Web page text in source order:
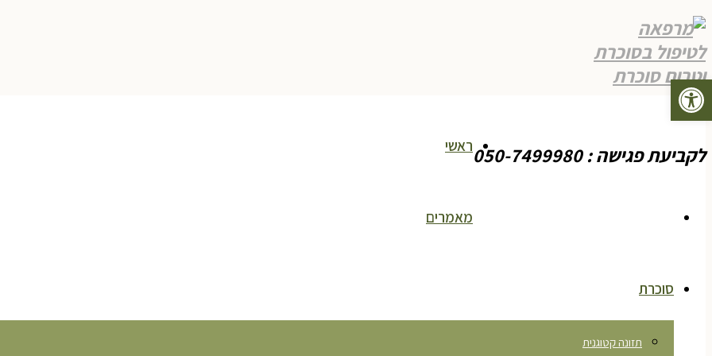
תפריט
לקביעת פגישה : 050-7499980 ראשי
מאמרים
סוכרת
תזונה קטוגנית
פתח סרגל נגישות